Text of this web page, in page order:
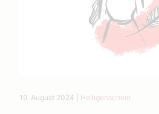
19. August 2024 Heiligenschein